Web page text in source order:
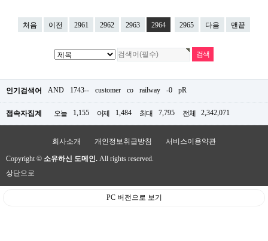
처음 이전 2961 2962 2963 2964 2965 다음 맨끝
인기검색어 AND 1743-- customer co railway -0 pR
접속자집계 오늘 1,155 어제 1,484 최대 7,795 전체 2,342,071
회사소개 개인정보취급방침 서비스이용약관
Copyright © 소유하신 도메인. All rights reserved.
상단으로
PC 버전으로 보기